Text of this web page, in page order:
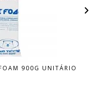
900G UNITÁRIO